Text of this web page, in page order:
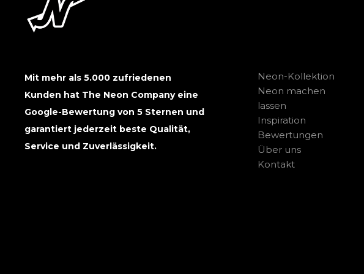
Mit mehr als 5.000 zufriedenen
Kunden hat The Neon Company eine
Google-Bewertung von 5 Sternen und
garantiert jederzeit beste Qualität,
Service und Zuverlässigkeit.
Neon-Kollektion
Neon machen
lassen
Inspiration
Bewertungen
Über uns
Kontakt